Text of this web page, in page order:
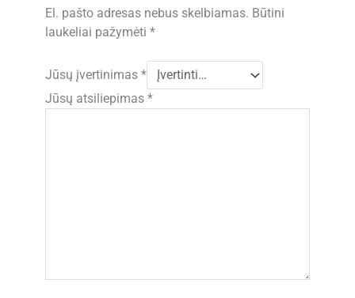
El. pašto adresas nebus skelbiamas. Būtini
laukeliai pažymėti*
Jūsų įvertinimas*
Jūsų atsiliepimas*